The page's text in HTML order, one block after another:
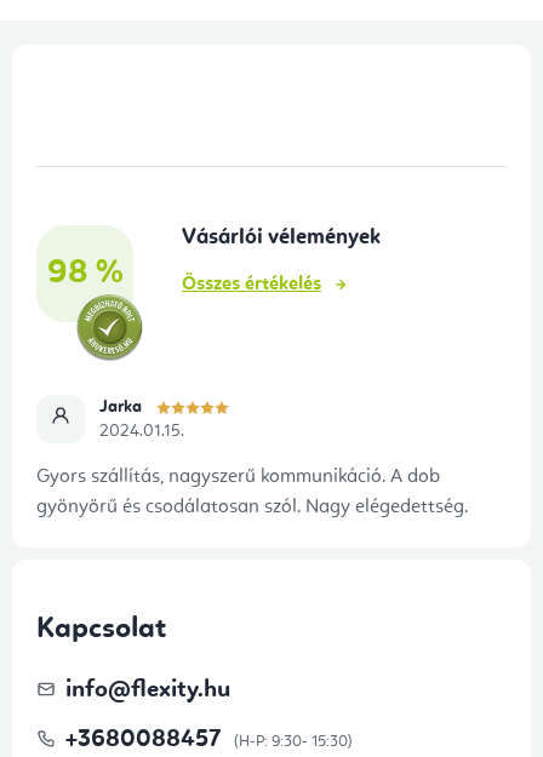
98 %
Vásárlói vélemények
Összes értékelés
Jarka
2024.01.15.
Gyors szállítás, nagyszerű kommunikáció. A dob
gyönyörű és csodálatosan szól. Nagy elégedettség.
Kapcsolat
info@flexity.hu
+3680088457